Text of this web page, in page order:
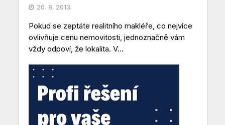
20. 8. 2013
Pokud se zeptáte realitního makléře, co nejvíce
ovlivňuje cenu nemovitosti, jednoznačně vám
vždy odpoví, že lokalita. V...